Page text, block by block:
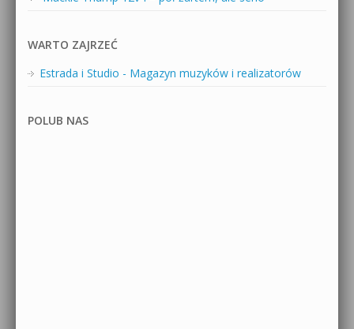
WARTO ZAJRZEĆ
Estrada i Studio - Magazyn muzyków i realizatorów
POLUB NAS